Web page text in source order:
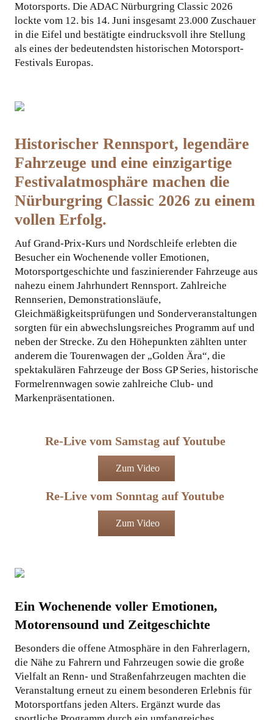
Motorsports. Die ADAC Nürburgring Classic 2026
lockte vom 12. bis 14. Juni insgesamt 23.000 Zuschauer
in die Eifel und bestätigte eindrucksvoll ihre Stellung
als eines der bedeutendsten historischen Motorsport-
Festivals Europas.
Historischer Rennsport, legendäre
Fahrzeuge und eine einzigartige
Festivalatmosphäre machen die
Nürburgring Classic 2026 zu einem
vollen Erfolg.
Auf Grand-Prix-Kurs und Nordschleife erlebten die
Besucher ein Wochenende voller Emotionen,
Motorsportgeschichte und faszinierender Fahrzeuge aus
nahezu einem Jahrhundert Rennsport. Zahlreiche
Rennserien, Demonstrationsläufe,
Gleichmäßigkeitsprüfungen und Sonderveranstaltungen
sorgten für ein abwechslungsreiches Programm auf und
neben der Strecke. Zu den Höhepunkten zählten unter
anderem die Tourenwagen der „Golden Ära“, die
spektakulären Fahrzeuge der Boss GP Series, historische
Formelrennwagen sowie zahlreiche Club- und
Markenpräsentationen.
Re-Live vom Samstag auf Youtube
Zum Video
Re-Live vom Sonntag auf Youtube
Zum Video
Ein Wochenende voller Emotionen,
Motorensound und Zeitgeschichte
Besonders die offene Atmosphäre in den Fahrerlagern,
die Nähe zu Fahrern und Fahrzeugen sowie die große
Vielfalt an Renn- und Straßenfahrzeugen machten die
Veranstaltung erneut zu einem besonderen Erlebnis für
Motorsportfans jeden Alters. Ergänzt wurde das